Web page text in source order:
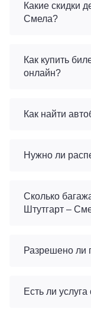
Какие скидки
Смела?
Как купить
онлайн?
Как найти
Нужно ли
Сколько
Штутгарт –
Разрешено ли
Есть ли